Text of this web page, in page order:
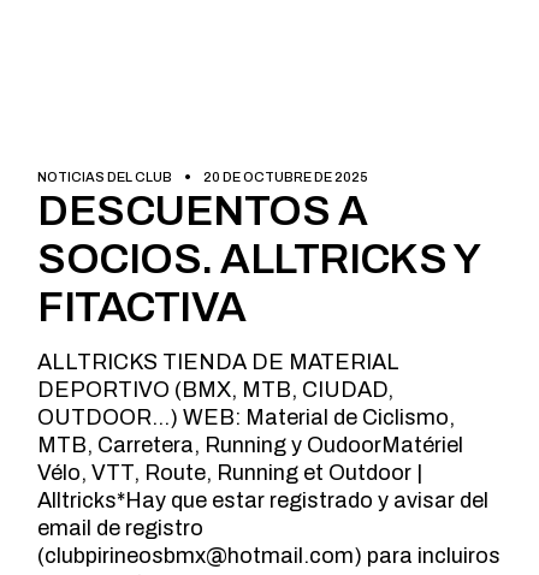
NOTICIAS DEL CLUB 20 DE OCTUBRE DE 2025
DESCUENTOS A
SOCIOS. ALLTRICKS Y
FITACTIVA
ALLTRICKS TIENDA DE MATERIAL
DEPORTIVO (BMX, MTB, CIUDAD,
OUTDOOR…) WEB: Material de Ciclismo,
MTB, Carretera, Running y OudoorMatériel
Vélo, VTT, Route, Running et Outdoor |
Alltricks*Hay que estar registrado y avisar del
email de registro
(clubpirineosbmx@hotmail.com) para incluiros